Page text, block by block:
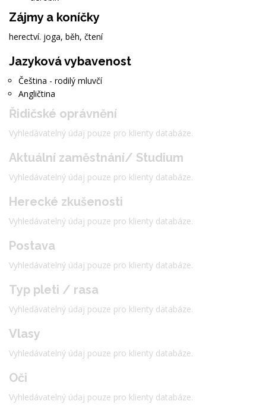
Zájmy a koníčky
herectví. joga, běh, čtení
Jazyková vybavenost
Čeština - rodilý mluvčí
Angličtina
Řidičské oprávnění
Vyhledávatelný údaj pouze pro klienty databáze.
Aktuální zaměstnání/ Studium
Vyhledávatelný údaj pouze pro klienty databáze.
Herecké zkušenosti
Vyhledávatelný údaj pouze pro klienty databáze.
Postava
Vyhledávatelný údaj pouze pro klienty databáze.
Typ pleti / rasa
Vyhledávatelný údaj pouze pro klienty databáze.
Vlasy
Vyhledávatelný údaj pouze pro klienty databáze.
Oči
Vyhledávatelný údaj pouze pro klienty databáze.